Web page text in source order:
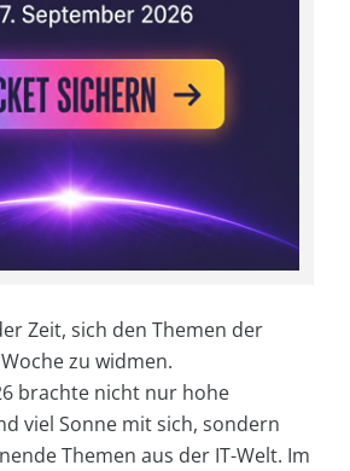
Zeit, sich den Themen der
zu widmen.
brachte nicht nur hohe
viel Sonne mit sich, sondern
Themen aus der IT-Welt. Im